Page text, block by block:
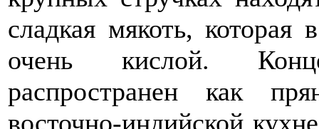
сладкая мякоть,
очень кислой.
распространен как
восточно-индийской